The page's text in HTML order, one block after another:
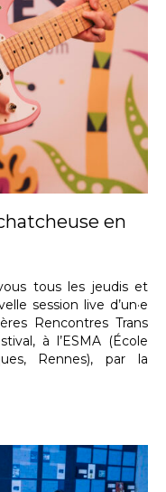
en
tous les jeudis et
session live d’un·e
Rencontres Trans
à l’ESMA (École
Rennes), par la